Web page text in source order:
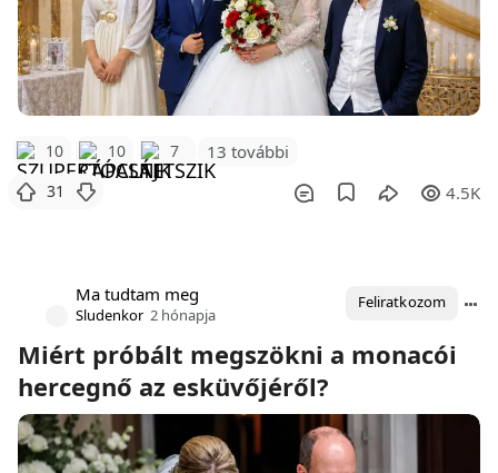
10 10 7 13 további
31 4.5K
Ma tudtam meg
Sludenkor 2 hónapja
Feliratkozom
Miért próbált megszökni a monacói
hercegnő az esküvőjéről?